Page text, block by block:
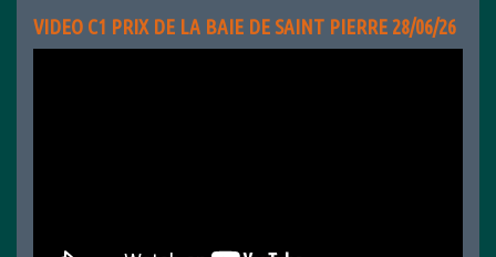
VIDEO C1 PRIX DE LA BAIE DE SAINT PIERRE 28/06/26